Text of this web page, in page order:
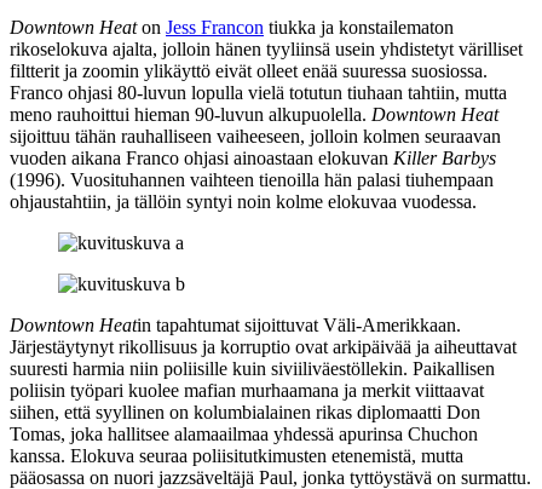
Downtown Heaton Jess Francon tiukka ja konstailematon
rikoselokuva ajalta, jolloin hänen tyyliinsä usein yhdistetyt värilliset
filtterit ja zoomin ylikäyttö eivät olleet enää suuressa suosiossa.
Franco ohjasi 80‑luvun lopulla vielä totutun tiuhaan tahtiin, mutta
meno rauhoittui hieman 90‑luvun alkupuolella. Downtown Heat
sijoittuu tähän rauhalliseen vaiheeseen, jolloin kolmen seuraavan
vuoden aikana Franco ohjasi ainoastaan elokuvan Killer Barbys
(1996). Vuosituhannen vaihteen tienoilla hän palasi tiuhempaan
ohjaustahtiin, ja tällöin syntyi noin kolme elokuvaa vuodessa.
Downtown Heatin tapahtumat sijoittuvat Väli-Amerikkaan.
Järjestäytynyt rikollisuus ja korruptio ovat arkipäivää ja aiheuttavat
suuresti harmia niin poliisille kuin siviiliväestöllekin. Paikallisen
poliisin työpari kuolee mafian murhaamana ja merkit viittaavat
siihen, että syyllinen on kolumbialainen rikas diplomaatti Don
Tomas, joka hallitsee alamaailmaa yhdessä apurinsa Chuchon
kanssa. Elokuva seuraa poliisitutkimusten etenemistä, mutta
pääosassa on nuori jazzsäveltäjä Paul, jonka tyttöystävä on surmattu.